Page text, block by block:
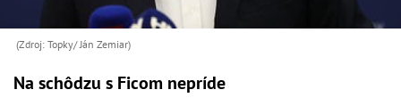
(Zdroj: Topky/ Ján Zemiar)
Na schôdzu s Ficom nepríde